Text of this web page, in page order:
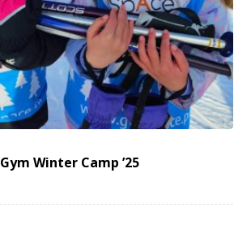
Gym Winter Camp ’25